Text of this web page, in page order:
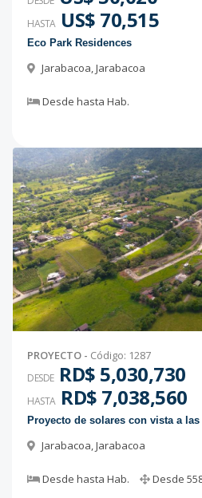
HASTA US$ 70,515
Eco Park Residences
Jarabacoa,Jarabacoa
Desde hasta Hab.
PROYECTO - Código: 1287
DESDE RD$ 5,030,730
HASTA RD$ 7,038,560
Proyecto de solares con vista a
Jarabacoa,Jarabacoa
Desde hasta Hab. Desde